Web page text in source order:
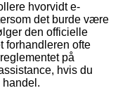
hvorvidt e-
det burde være
den officielle
forhandleren ofte
på
hvis du
handel.